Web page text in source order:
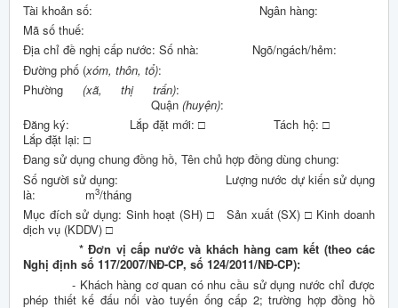
Tài khoản số: Ngân hàng:
Mã số thuế:
Địa chỉ đề nghị cấp nước: Số nhà: Ngõ/ngách/hẻm:
Đường phố (xóm, thôn, tổ):
Phường
(xã, thị trấn):
Quận (huyện):
Đăng ký: Lắp đặt mới: □ Tách hộ: □
Lắp đặt lại: □
Đang sử dụng chung đồng hồ, Tên chủ hợp đồng dùng chung:
Số người sử dụng: Lượng nước dự kiến sử dụng
là: m3/tháng
Mục đích sử dụng: Sinh hoạt (SH) □ Sản xuất (SX) □ Kinh doanh
dịch vụ (KDDV) □
* Đơn vị cấp nước và khách hàng cam kết (theo các
Nghị định số 117/2007/NĐ-CP, số 124/2011/NĐ-CP):
- Khách hàng cơ quan có nhu cầu sử dụng nước chỉ được
phép thiết kế đấu nối vào tuyến ống cấp 2; trường hợp đồng hồ